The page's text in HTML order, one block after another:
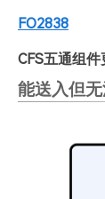
FO2838
CFS五通组
能送入但